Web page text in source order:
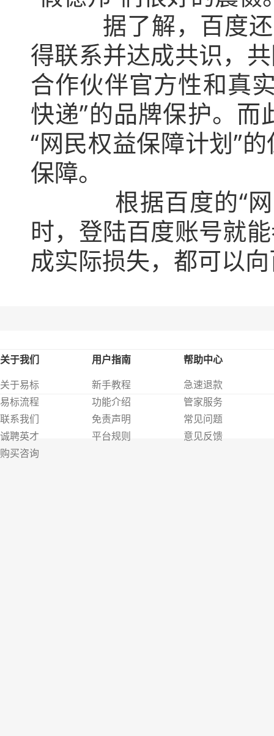
据了解，百度还
得联系并达成共识，
合作伙伴官方性和真
快递”的品牌保护。
“网民权益保障计划”
保障。
根据百度的“网民
时，登陆百度账号就
成实际损失，都可以
关于我们
关于易标
易标流程
联系我们
诚聘英才
购买咨询
用户指南
新手教程
功能介绍
免责声明
平台规则
帮助中心
急速退款
管家服务
常见问题
意见反馈